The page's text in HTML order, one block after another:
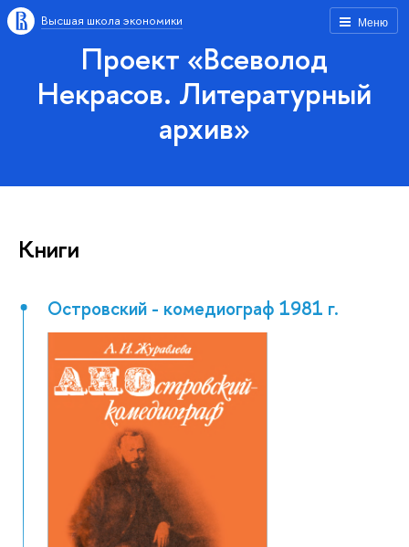
Меню
Высшая школа экономики
Проект «Всеволод
Некрасов. Литературный
архив»
Книги
Островский - комедиограф 1981 г.